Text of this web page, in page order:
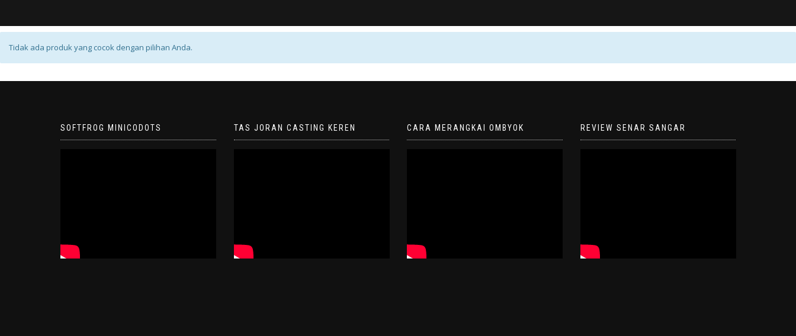
Tidak ada produk yang cocok dengan pilihan Anda.
SOFTFROG MINICODOTS TAS JORAN CASTING KEREN CARA MERANGKAI OMBYOK REVIEW SENAR SANGAR